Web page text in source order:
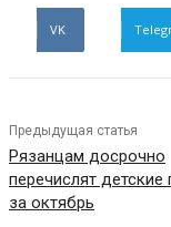
VK
Предыдущая статья
Рязанцам досрочно
перечислят детские
за октябрь